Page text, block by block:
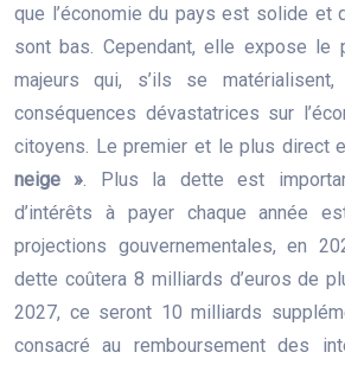
que l’économie du pays est solide et
sont bas. Cependant, elle expose le
majeurs qui, s’ils se
conséquences dévastatrices sur
citoyens. Le premier et le plus direct
neige » . Plus la dette est
d’intérêts à payer chaque année
projections gouvernementales, en
dette coûtera 8 milliards d’euros de
2027, ce seront 10 milliards
consacré au remboursement des